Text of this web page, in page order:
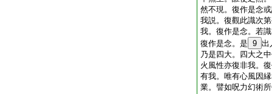
然不現。復作是念
我説。復觀此識次
我。復作是念。若
復作是念。是 9 出
乃是四大。四大之
火風性亦復非我。
有我。唯有心風因
業。譬如呪力幻術